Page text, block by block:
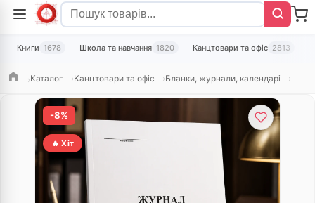
Книги 1678 Школа та навчання 1820 Канцтовари та офіс 2813
ГоловнаКаталог Канцтовари та офіс Бланки, журнали, календарі
-8%
🔥 Хіт